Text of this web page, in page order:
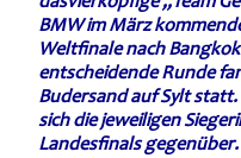
BMW im März
Weltfinale nach
entscheidende Runde
Budersand auf Sylt
sich die jeweiligen
Landesfinals gegenüber.